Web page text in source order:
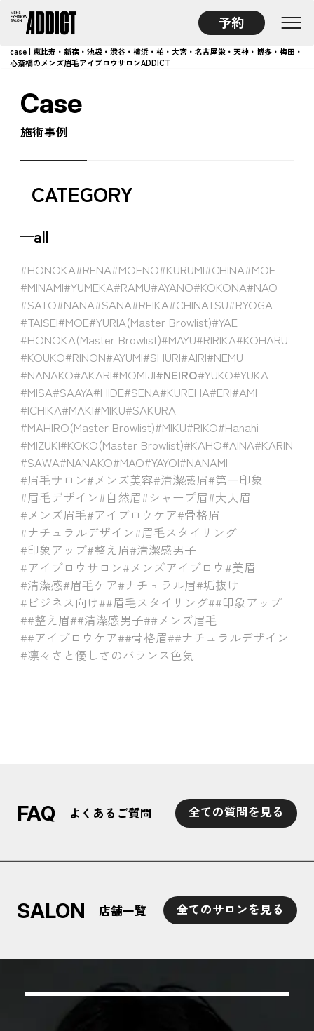
予約
case | 恵比寿・新宿・池袋・渋谷・横浜・柏・大宮・名古屋栄・天神・博多・梅田・
心斎橋のメンズ眉毛アイブロウサロンADDICT
Case
施術事例
CATEGORY
all
#HONOKA#RENA#MOENO#KURUMI#CHINA#MOE
#MINAMI#YUMEKA#RAMU#AYANO#KOKONA#NAO
#SATO#NANA#SANA#REIKA#CHINATSU#RYOGA
#TAISEI#MOE#YURIA(Master Browlist)#YAE
#HONOKA(Master Browlist)#MAYU#RIRIKA#KOHARU
#KOUKO#RINON#AYUMI#SHURI#AIRI#NEMU
#NANAKO#AKARI#MOMIJI#NEIRO#YUKO#YUKA
#MISA#SAAYA#HIDE#SENA#KUREHA#ERI#AMI
#ICHIKA#MAKI#MIKU#SAKURA
#MAHIRO(Master Browlist)#MIKU#RIKO#Hanahi
#MIZUKI#KOKO(Master Browlist)#KAHO#AINA#KARIN
#SAWA#NANAKO#MAO#YAYOI#NANAMI
#眉毛サロン#メンズ美容#清潔感眉#第一印象
#眉毛デザイン#自然眉#シャープ眉#大人眉
#メンズ眉毛#アイブロウケア#骨格眉
#ナチュラルデザイン#眉毛スタイリング
#印象アップ#整え眉#清潔感男子
#アイブロウサロン#メンズアイブロウ #美眉
#清潔感#眉毛ケア#ナチュラル眉#垢抜け
#ビジネス向け##眉毛スタイリング##印象アップ
##整え眉##清潔感男子##メンズ眉毛
##アイブロウケア##骨格眉##ナチュラルデザイン
#凛々さと優しさのバランス色気
FAQ よくあるご質問 全ての質問を見る
SALON 店舗一覧 全てのサロンを見る